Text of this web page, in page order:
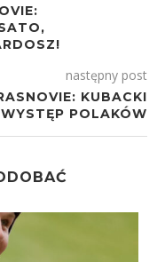
następny post
KUBACKI
POLAKÓW